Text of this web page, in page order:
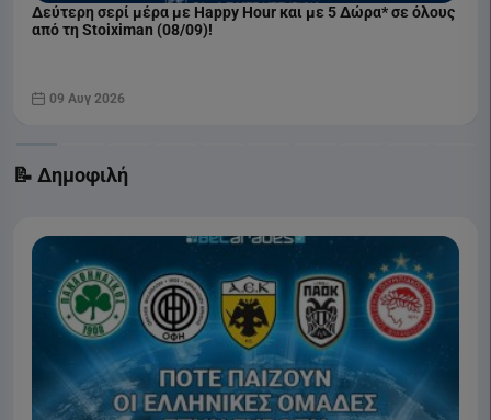
Δεύτερη σερί μέρα με Happy Hour και με 5 Δώρα* σε όλους
από τη Stoiximan (08/09)!
09 Αυγ 2026
📝 Δημοφιλή